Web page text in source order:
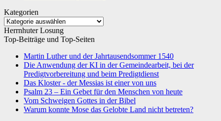
Kategorien
Kategorien
Herrnhuter Losung
Top-Beiträge und Top-Seiten
Martin Luther und der Jahrtausendsommer 1540
Die Anwendung der KI in der Gemeindearbeit, bei der
Predigtvorbereitung und beim Predigtdienst
Das Kloster - der Messias ist einer von uns
Psalm 23 – Ein Gebet für den Menschen von heute
Vom Schweigen Gottes in der Bibel
Warum konnte Mose das Gelobte Land nicht betreten?